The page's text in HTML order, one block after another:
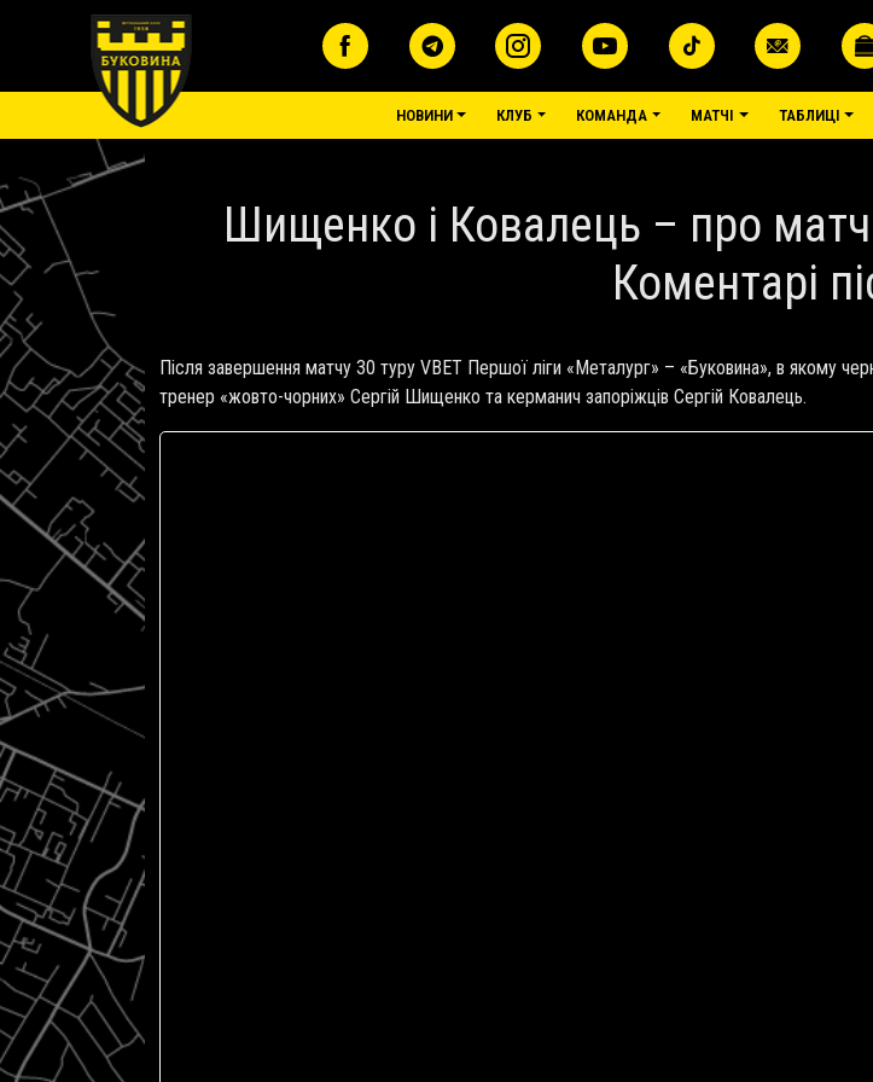
Перейти до основного вмісту
основне меню
НОВИНИ КЛУБ КОМАНДА МАТЧІ ТАБЛИЦІ
Шищенко і Ковалець – про
Коментарі
Після завершення матчу 30 туру VBET Першої ліги «Металург» – «Буковина», в якому
тренер «жовто-чорних» Сергій Шищенко та керманич запоріжців Сергій Ковалець.